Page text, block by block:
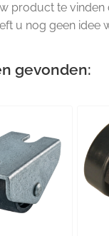
product te vinden
u nog geen idee
gevonden: